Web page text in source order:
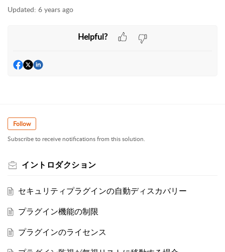
Updated: 6 years ago
Helpful?
Follow
Subscribe to receive notifications from this solution.
イントロダクション
セキュリティプラグインの自動ディスカバリー
プラグイン機能の制限
プラグインのライセンス